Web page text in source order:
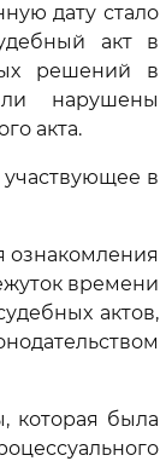
дату стало
акт в
решений в
нарушены
акта.
в
ознакомления
времени
актов,
которая была